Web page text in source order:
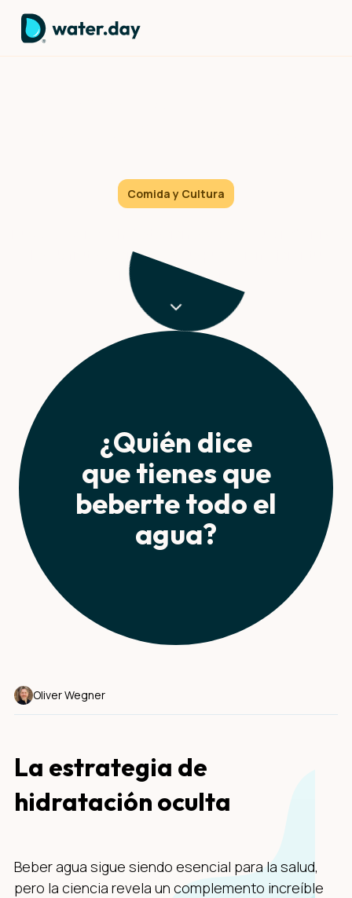
Comida y Cultura
Las 5 frutas con más agua pueden mejorar tu
hidratación diaria.
¿Quién dice
que tienes que
beberte todo el
agua?
Oliver Wegner
La estrategia de
hidratación oculta
Beber agua sigue siendo esencial para la salud,
pero la ciencia revela un complemento increíble